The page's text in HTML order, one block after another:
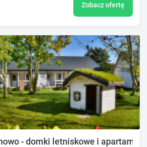
Zobacz ofertę
- domki letniskowe i